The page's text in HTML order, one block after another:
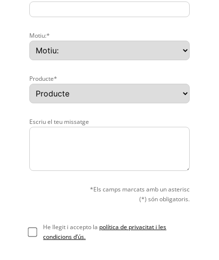
Motiu:*
Producte*
Escriu el teu missatge
*Els camps marcats amb un asterisc
(*) són obligatoris.
He llegit i accepto la política de privacitat i les
condicions d’ús.